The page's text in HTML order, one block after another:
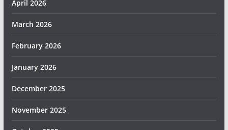
April 2026
March 2026
February 2026
January 2026
December 2025
November 2025